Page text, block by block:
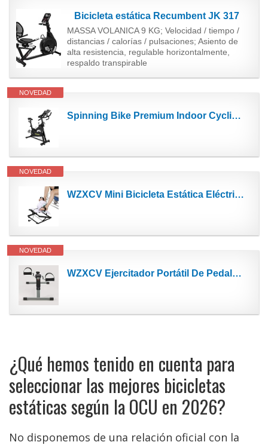
Bicicleta estática Recumbent JK 317
MASSA VOLANICA 9 KG; Velocidad / tiempo /
distancias / calorías / pulsaciones; Asiento de
alta resistencia, regulable horizontalmente,
respaldo transpirable
NOVEDAD
Spinning Bike Premium Indoor Cycling Bike 20 kg | ergómetro – Bicicleta de entrenamiento en casa...
NOVEDAD
WZXCV Mini Bicicleta Estática Eléctrica Motorizada para Ejercicios/Ejercicio De Pedales, Asiento...
NOVEDAD
WZXCV Ejercitador Portátil De Pedales para El Hogar Máquina De Entrenamiento De Rehabilitación De...
¿Qué hemos tenido en cuenta para
seleccionar las mejores bicicletas
estáticas según la OCU en 2026?
No disponemos de una relación oficial con la